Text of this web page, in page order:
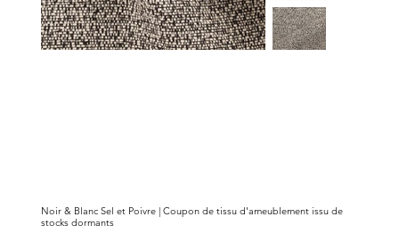
Noir & Blanc Sel et Poivre | Coupon de tissu d'ameublement issu de
stocks dormants